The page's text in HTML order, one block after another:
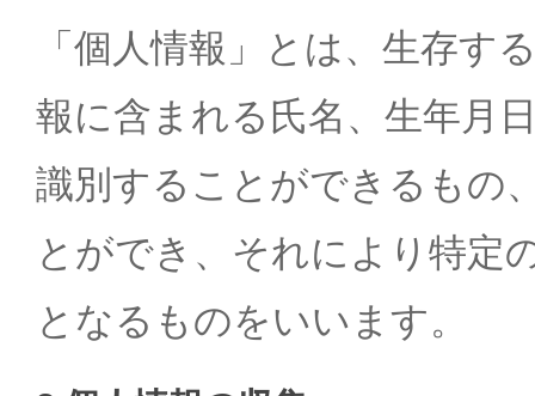
「個人情報」とは、生存す
報に含まれる氏名、生年月
識別することができるもの
とができ、それにより特定
となるものをいいます。